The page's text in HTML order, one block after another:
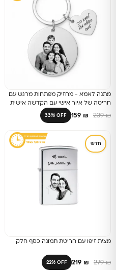
מתנה לאמא - מחזיק מפתחות מרגש עם
חריטה של איור אישי עם הקדשה אישית
על הלב₪
239
₪
33% OFF
חדש
מצית זיפו עם חריטת תמונה כסף חלק
₪
279
₪
22% OFF